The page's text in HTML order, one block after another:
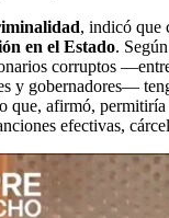
, indicó que
en el Estado.
corruptos
y gobernadores—
que, afirmó,
efectivas,